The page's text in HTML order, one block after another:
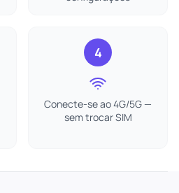
4
Conecte-se ao 4G/5G —
sem trocar SIM